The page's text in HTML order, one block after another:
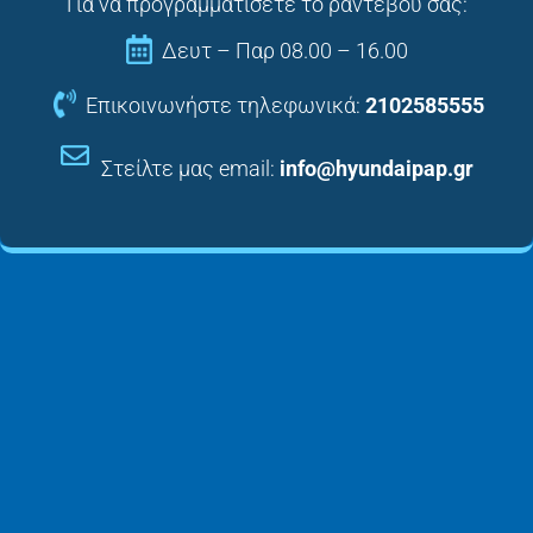
Δευτ – Παρ 08.00 – 16.00
Επικοινωνήστε τηλεφωνικά: 2102585555
Στείλτε μας email: info@hyundaipap.gr